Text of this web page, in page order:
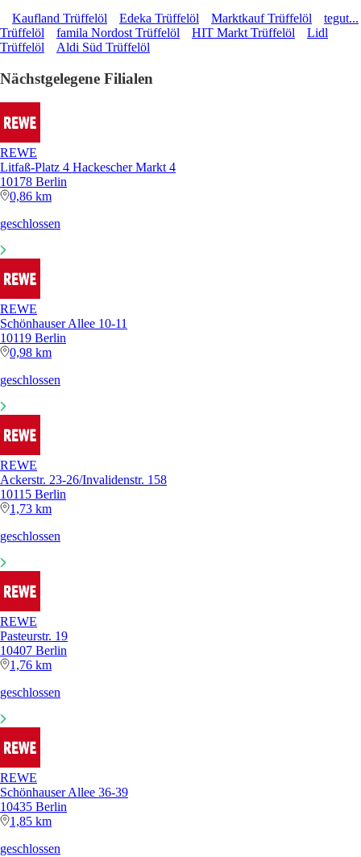
Kaufland Trüffelöl Edeka Trüffelöl Marktkauf Trüffelöl
tegut...
Trüffelöl
famila Nordost Trüffelöl HIT Markt Trüffelöl
Lidl
Trüffelöl
Aldi Süd Trüffelöl
Nächstgelegene Filialen
REWE
Litfaß-Platz 4 Hackescher Markt 4
10178 Berlin
0,86 km
geschlossen
REWE
Schönhauser Allee 10-11
10119 Berlin
0,98 km
geschlossen
REWE
Ackerstr. 23-26/Invalidenstr. 158
10115 Berlin
1,73 km
geschlossen
REWE
Pasteurstr. 19
10407 Berlin
1,76 km
geschlossen
REWE
Schönhauser Allee 36-39
10435 Berlin
1,85 km
geschlossen